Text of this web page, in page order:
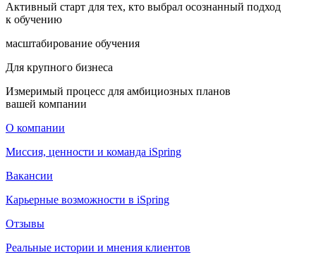
Активный старт для тех, кто выбрал осознанный подход
к обучению
масштабирование обучения
Для крупного бизнеса
Измеримый процесс для амбициозных планов
вашей компании
О компании
Миссия, ценности и команда iSpring
Вакансии
Карьерные возможности в iSpring
Отзывы
Реальные истории и мнения клиентов